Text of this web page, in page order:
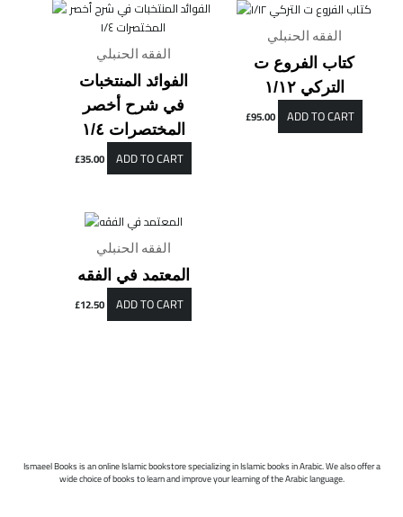
الفقه الحنبلي
الفوائد المنتخبات
في شرح أخصر
المختصرات ١/٤
£35.00 ADD TO CART
الفقه الحنبلي
كتاب الفروع ت
التركي ١/١٢
£95.00 ADD TO CART
الفقه الحنبلي
المعتمد في الفقه
£12.50 ADD TO CART
Ismaeel Books is an online Islamic bookstore specializing in Islamic books in Arabic. We also offer a
wide choice of books to learn and improve your learning of the Arabic language.